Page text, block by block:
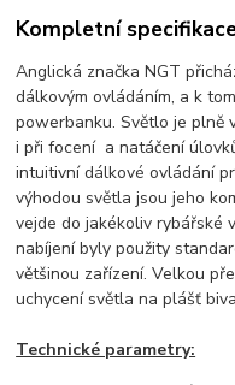
Kompletní
Anglická značka NGT
dálkovým ovládáním, a k
powerbanku. Světlo je plně
i při focení a natáčení
intuitivní dálkové ovládání
výhodou světla jsou jeho
vejde do jakékoliv rybářské
nabíjení byly použity
většinou zařízení. Velkou
uchycení světla na plášť
Technické parametry: